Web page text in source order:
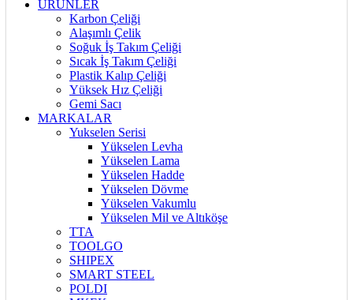
ÜRÜNLER
Karbon Çeliği
Alaşımlı Çelik
Soğuk İş Takım Çeliği
Sıcak İş Takım Çeliği
Plastik Kalıp Çeliği
Yüksek Hız Çeliği
Gemi Sacı
MARKALAR
Yukselen Serisi
Yükselen Levha
Yükselen Lama
Yükselen Hadde
Yükselen Dövme
Yükselen Vakumlu
Yükselen Mil ve Altıköşe
TTA
TOOLGO
SHIPEX
SMART STEEL
POLDI